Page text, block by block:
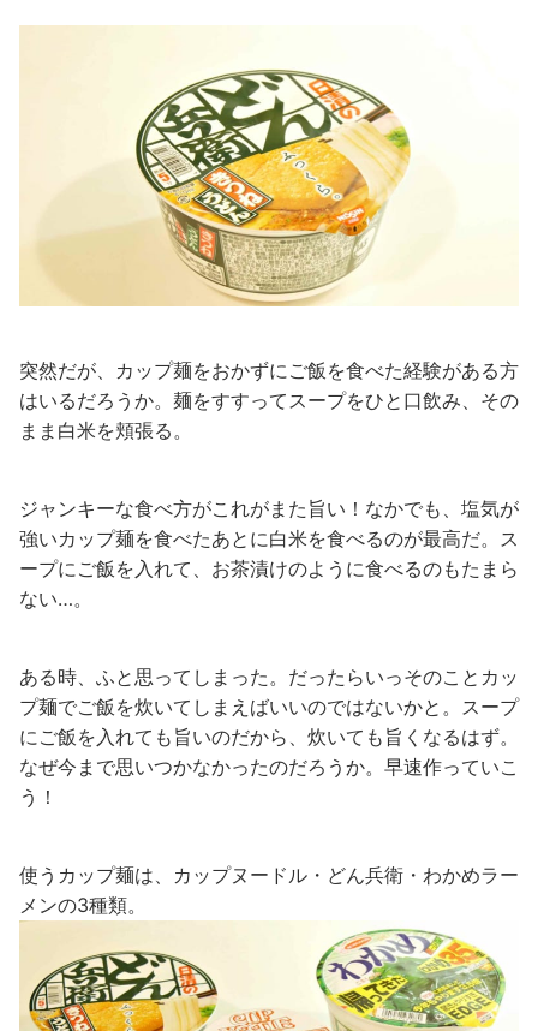
突然だが、カップ麺をおかずにご飯を食べた経験がある方
はいるだろうか。麺をすすってスープをひと口飲み、その
まま白米を頬張る。
ジャンキーな食べ方がこれがまた旨い！なかでも、塩気が
強いカップ麺を食べたあとに白米を食べるのが最高だ。ス
ープにご飯を入れて、お茶漬けのように食べるのもたまら
ない…。
ある時、ふと思ってしまった。だったらいっそのことカッ
プ麺でご飯を炊いてしまえばいいのではないかと。スープ
にご飯を入れても旨いのだから、炊いても旨くなるはず。
なぜ今まで思いつかなかったのだろうか。早速作っていこ
う！
使うカップ麺は、カップヌードル・どん兵衛・わかめラー
メンの3種類。